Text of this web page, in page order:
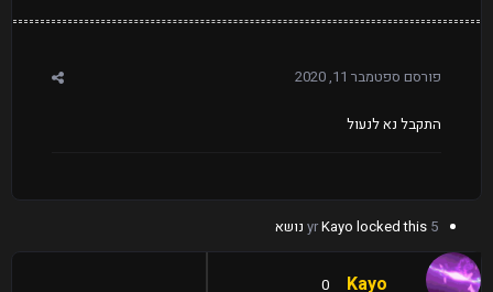
פורסם ספטמבר 11, 2020
התקבל נא לנעול
5 yr
Kayo locked this נושא
Kayo
0